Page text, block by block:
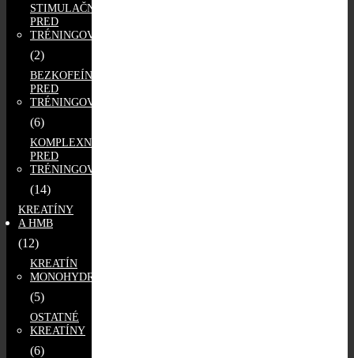
STIMULAČNÉ
PRED
TRÉNINGOVKY
(2)
BEZKOFEÍNOVÉ
PRED
TRÉNINGOVKY
(6)
KOMPLEXNÉ
PRED
TRÉNINGOVKY
(14)
KREATÍNY
A HMB
(12)
KREATÍN
MONOHYDRÁT
(5)
OSTATNÉ
KREATÍNY
(6)